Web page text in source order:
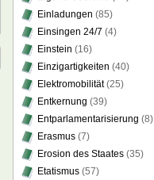
Einladungen (85)
Einsingen 24/7 (4)
Einstein (16)
Einzigartigkeiten (40)
Elektromobilität(25)
Entkernung (39)
Entparlamentarisierung (8)
Erasmus (7)
Erosion des Staates (35)
Etatismus (57)